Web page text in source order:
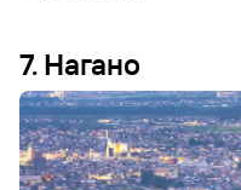
7. Нагано